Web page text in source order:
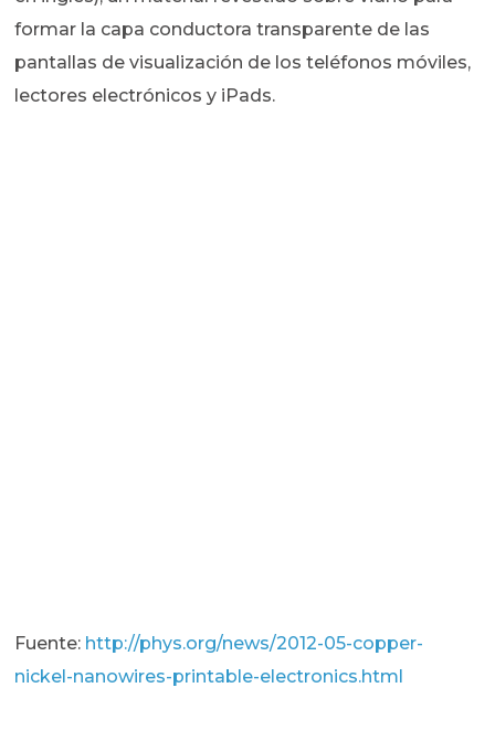
formar la capa conductora transparente de las
pantallas de visualización de los teléfonos móviles,
lectores electrónicos y iPads.
Fuente: http://phys.org/news/2012-05-copper-
nickel-nanowires-printable-electronics.html